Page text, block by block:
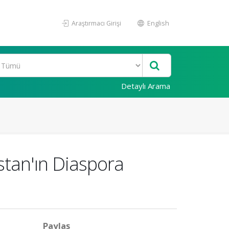
Araştırmacı Girişi English
Detaylı Arama
Diaspora
Paylaş